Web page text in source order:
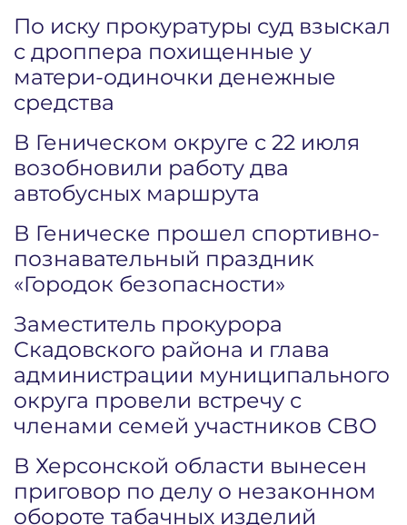
По иску прокуратуры суд взыскал
с дроппера похищенные у
матери-одиночки денежные
средства
В Геническом округе с 22 июля
возобновили работу два
автобусных маршрута
В Геническе прошел спортивно-
познавательный праздник
«Городок безопасности»
Заместитель прокурора
Скадовского района и глава
администрации муниципального
округа провели встречу с
членами семей участников СВО
В Херсонской области вынесен
приговор по делу о незаконном
обороте табачных изделий